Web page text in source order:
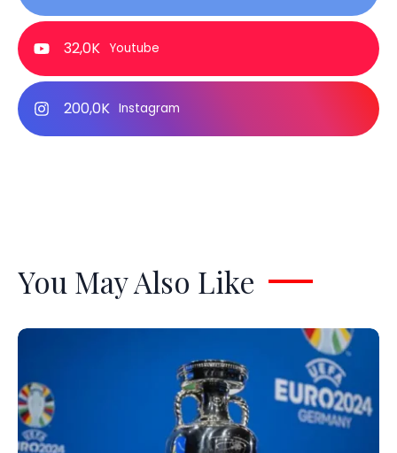
32,0K Youtube
200,0K Instagram
You May Also Like